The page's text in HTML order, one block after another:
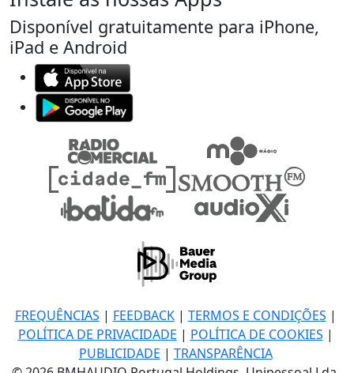
Disponível gratuitamente para iPhone,
iPad e Android
FREQUÊNCIAS | FEEDBACK| TERMOS E CONDIÇÕES |
POLÍTICA DE PRIVACIDADE | POLÍTICA DE COOKIES |
PUBLICIDADE | TRANSPARÊNCIA